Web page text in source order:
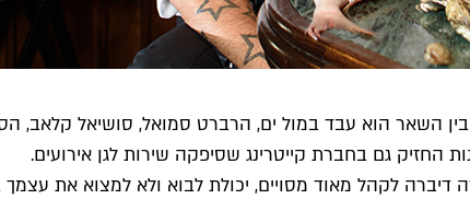
בין השאר הוא עבד במול ים, הרברט סמואל, סושיאל
גם בחברת קייטרינג שסיפקה שירות לגן אירועים.
לקהל מאוד מסויים, יכולת לבוא ולא למצוא את